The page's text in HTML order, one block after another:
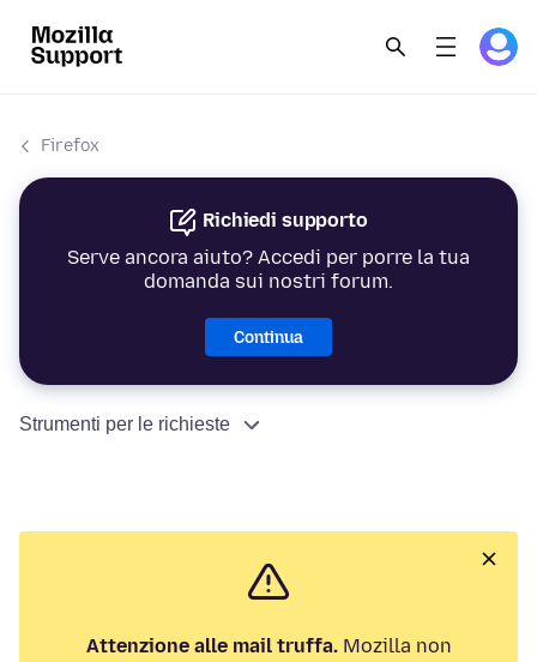
Firefox
Richiedi supporto
Serve ancora aiuto? Accedi per porre la tua
domanda sui nostri forum.
Continua
Strumenti per le richieste
Attenzione alle mail truffa.Mozilla non